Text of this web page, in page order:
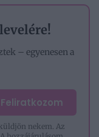
– egyenesen a
Feliratkozom
nekem. Az